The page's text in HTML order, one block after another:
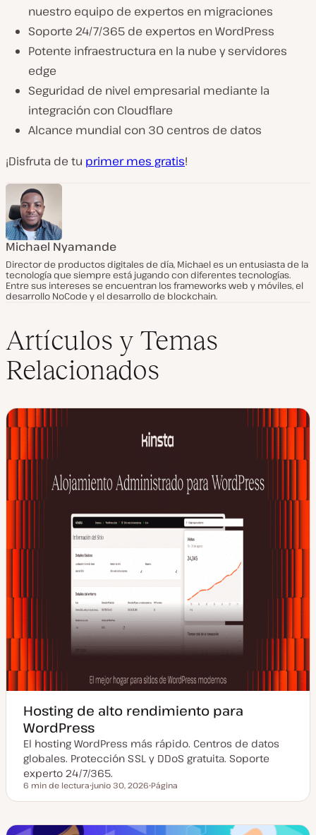
nuestro equipo de expertos en migraciones
Soporte 24/7/365 de expertos en WordPress
Potente infraestructura en la nube y servidores
edge
Seguridad de nivel empresarial mediante la
integración con Cloudflare
Alcance mundial con 30 centros de datos
¡Disfruta de tu primer mes gratis!
Michael Nyamande
Director de productos digitales de día, Michael es un entusiasta de la
tecnología que siempre está jugando con diferentes tecnologías.
Entre sus intereses se encuentran los frameworks web y móviles, el
desarrollo NoCode y el desarrollo de blockchain.
Artículos y Temas
Relacionados
Hosting de alto rendimiento para
WordPress
El hosting WordPress más rápido. Centros de datos
globales. Protección SSL y DDoS gratuita. Soporte
experto 24/7/365.
Tiempo de lectura
6 min de lectura
e
junio 30, 2026
i
Página